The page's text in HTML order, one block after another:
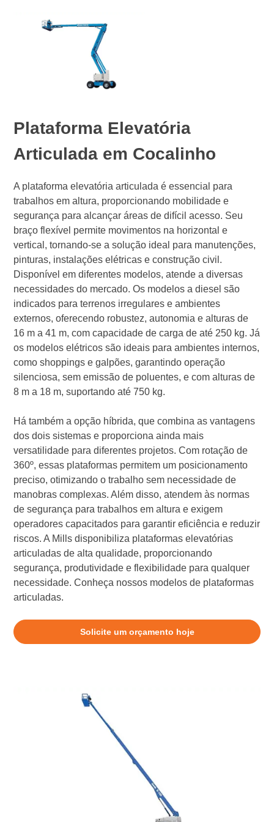
Plataforma Elevatória
Articulada em Cocalinho
A plataforma elevatória articulada é essencial para
trabalhos em altura, proporcionando mobilidade e
segurança para alcançar áreas de difícil acesso. Seu
braço flexível permite movimentos na horizontal e
vertical, tornando-se a solução ideal para manutenções,
pinturas, instalações elétricas e construção civil.
Disponível em diferentes modelos, atende a diversas
necessidades do mercado. Os modelos a diesel são
indicados para terrenos irregulares e ambientes
externos, oferecendo robustez, autonomia e alturas de
16 m a 41 m, com capacidade de carga de até 250 kg. Já
os modelos elétricos são ideais para ambientes internos,
como shoppings e galpões, garantindo operação
silenciosa, sem emissão de poluentes, e com alturas de
8 m a 18 m, suportando até 750 kg.
Há também a opção híbrida, que combina as vantagens
dos dois sistemas e proporciona ainda mais
versatilidade para diferentes projetos. Com rotação de
360º, essas plataformas permitem um posicionamento
preciso, otimizando o trabalho sem necessidade de
manobras complexas. Além disso, atendem às normas
de segurança para trabalhos em altura e exigem
operadores capacitados para garantir eficiência e reduzir
riscos. A Mills disponibiliza plataformas elevatórias
articuladas de alta qualidade, proporcionando
segurança, produtividade e flexibilidade para qualquer
necessidade. Conheça nossos modelos de plataformas
articuladas.
Solicite um orçamento hoje